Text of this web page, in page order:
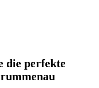
die perfekte